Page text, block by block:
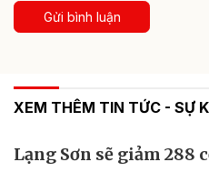
Gửi bình luận
XEM THÊM TIN TỨC - SỰ
Lạng Sơn sẽ giảm 288